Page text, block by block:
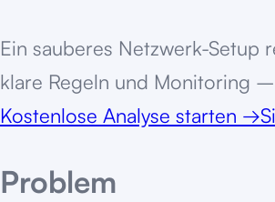
Ein sauberes Netzwerk-Setup
klare Regeln und Monitoring
Kostenlose Analyse starten →
Problem